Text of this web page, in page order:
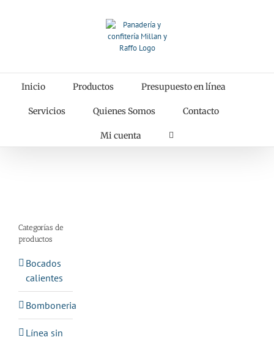
Inicio Productos Presupuesto en línea
Servicios Quienes Somos Contacto
Mi cuenta
Categorías de
productos
Bocados
calientes
Bomboneria
Línea sin